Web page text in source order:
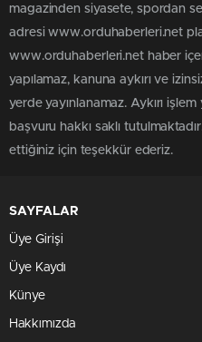
magazinden siyasete, spordan
adresi www.orduhaberleri.net
www.orduhaberleri.net haber
yapılamaz, kanuna aykırı ve
yerde yayınlanamaz. Aykırı
başvuru hakkı saklı
ettiğiniz için teşekkür ederiz.
SAYFALAR
Üye Girişi
Üye Kaydı
Künye
Hakkımızda